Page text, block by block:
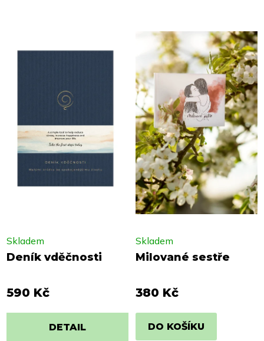
Deník vděčnosti
Skladem
590 Kč
DETAIL
Milované sestře
Skladem
380 Kč
DO KOŠÍKU